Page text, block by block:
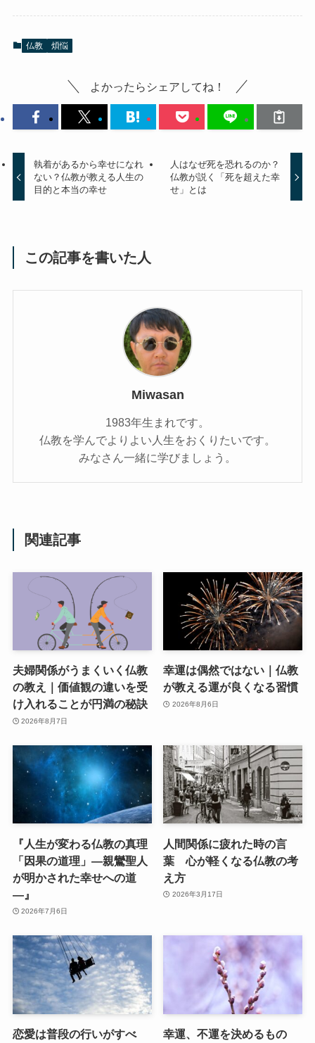
仏教 煩悩
よかったらシェアしてね！
執着があるから幸せになれ
ない？仏教が教える人生の
目的と本当の幸せ
人はなぜ死を恐れるのか？
仏教が説く「死を超えた幸
せ」とは
この記事を書いた人
Miwasan
1983年生まれです。
仏教を学んでよりよい人生をおくりたいです。
みなさん一緒に学びましょう。
関連記事
夫婦関係がうまくいく仏教
の教え｜価値観の違いを受
け入れることが円満の秘訣
2026年8月7日
幸運は偶然ではない｜仏教
が教える運が良くなる習慣
2026年8月6日
『人生が変わる仏教の真理
「因果の道理」—親鸞聖人
が明かされた幸せへの道
—』
2026年7月6日
人間関係に疲れた時の言
葉 心が軽くなる仏教の考
え方
2026年3月17日
恋愛は普段の行いがすべ
幸運、不運を決めるもの